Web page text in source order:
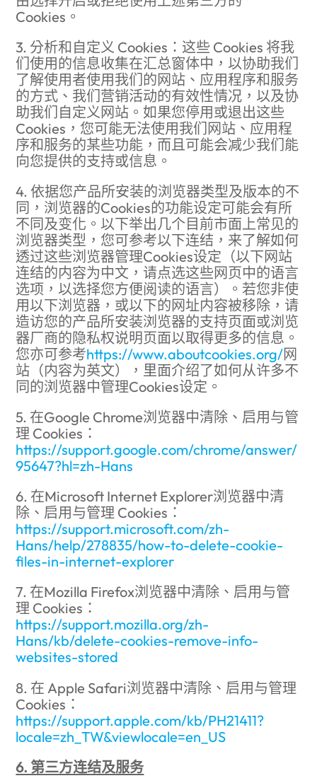
Cookies。
3. 分析和自定义 Cookies：这些 Cookies 将我
们使用的信息收集在汇总窗体中，以协助我们
了解使用者使用我们的网站、应用程序和服务
的方式、我们营销活动的有效性情况，以及协
助我们自定义网站。如果您停用或退出这些
Cookies，您可能无法使用我们网站、应用程
序和服务的某些功能，而且可能会减少我们能
向您提供的支持或信息。
4. 依据您产品所安装的浏览器类型及版本的不
同，浏览器的Cookies的功能设定可能会有所
不同及变化。以下举出几个目前市面上常见的
浏览器类型，您可参考以下连结，来了解如何
透过这些浏览器管理Cookies设定（以下网站
连结的内容为中文，请点选这些网页中的语言
选项，以选择您方便阅读的语言）。若您非使
用以下浏览器，或以下的网址内容被移除，请
造访您的产品所安装浏览器的支持页面或浏览
器厂商的隐私权说明页面以取得更多的信息。
您亦可参考https://www.aboutcookies.org/网
站（内容为英文），里面介绍了如何从许多不
同的浏览器中管理Cookies设定。
5. 在Google Chrome浏览器中清除、启用与管
理 Cookies：
https://support.google.com/chrome/answer/
95647?hl=zh-Hans
6. 在Microsoft Internet Explorer浏览器中清
除、启用与管理 Cookies：
https://support.microsoft.com/zh-
Hans/help/278835/how-to-delete-cookie-
files-in-internet-explorer
7. 在Mozilla Firefox浏览器中清除、启用与管
理 Cookies：
https://support.mozilla.org/zh-
Hans/kb/delete-cookies-remove-info-
websites-stored
8. 在 Apple Safari浏览器中清除、启用与管理
Cookies：
https://support.apple.com/kb/PH21411?
locale=zh_TW&viewlocale=en_US
6. 第三方连结及服务